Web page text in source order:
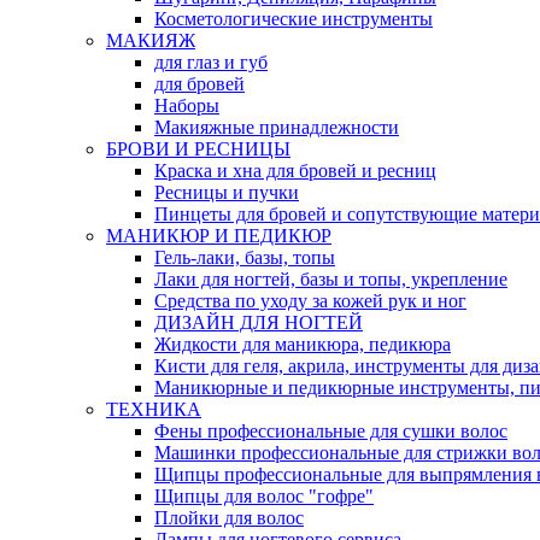
Косметологические инструменты
МАКИЯЖ
для глаз и губ
для бровей
Наборы
Макияжные принадлежности
БРОВИ И РЕСНИЦЫ
Краска и хна для бровей и ресниц
Ресницы и пучки
Пинцеты для бровей и сопутствующие
МАНИКЮР И ПЕДИКЮР
Гель-лаки, базы, топы
Лаки для ногтей, базы и топы, укрепление
Средства по уходу за кожей рук и ног
ДИЗАЙН ДЛЯ НОГТЕЙ
Жидкости для маникюра, педикюра
Кисти для геля, акрила, инструменты для
Маникюрные и педикюрные инструменты,
ТЕХНИКА
Фены профессиональные для сушки волос
Машинки профессиональные для стрижки
Щипцы профессиональные для выпрямления
Щипцы для волос "гофре"
Плойки для волос